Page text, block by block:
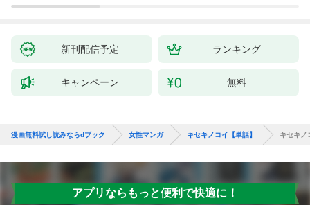
新刊配信予定 ランキング
キャンペーン 無料
漫画無料試し読みならdブック 女性マンガ キセキノコイ【単話】 キセキノ
アプリならもっと便利で快適に！